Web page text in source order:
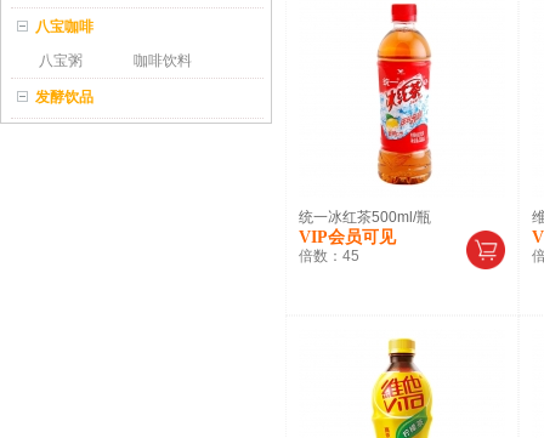
八宝咖啡
八宝粥
咖啡饮料
发酵饮品
统一冰红茶500ml/瓶
VIP会员可见
倍数： 45